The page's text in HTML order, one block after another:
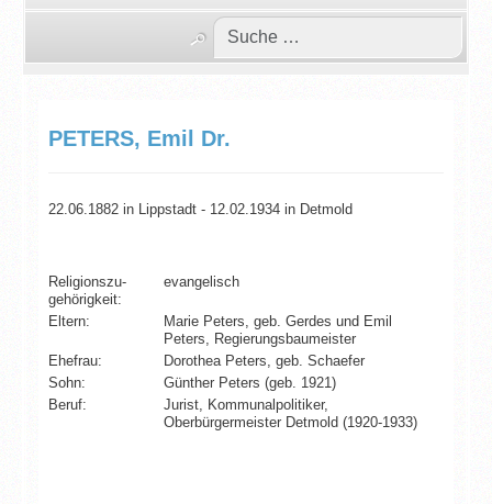
PETERS, Emil Dr.
22.06.1882 in Lippstadt - 12.02.1934 in Detmold
Religionszu­
gehörigkeit:
evangelisch
Eltern:
Marie Peters, geb. Gerdes und Emil
Peters, Regierungsbaumeister
Ehefrau:
Dorothea Peters, geb. Schaefer
Sohn:
Günther Peters (geb. 1921)
Beruf:
Jurist, Kommunalpolitiker,
Oberbürgermeister Detmold (1920-1933)